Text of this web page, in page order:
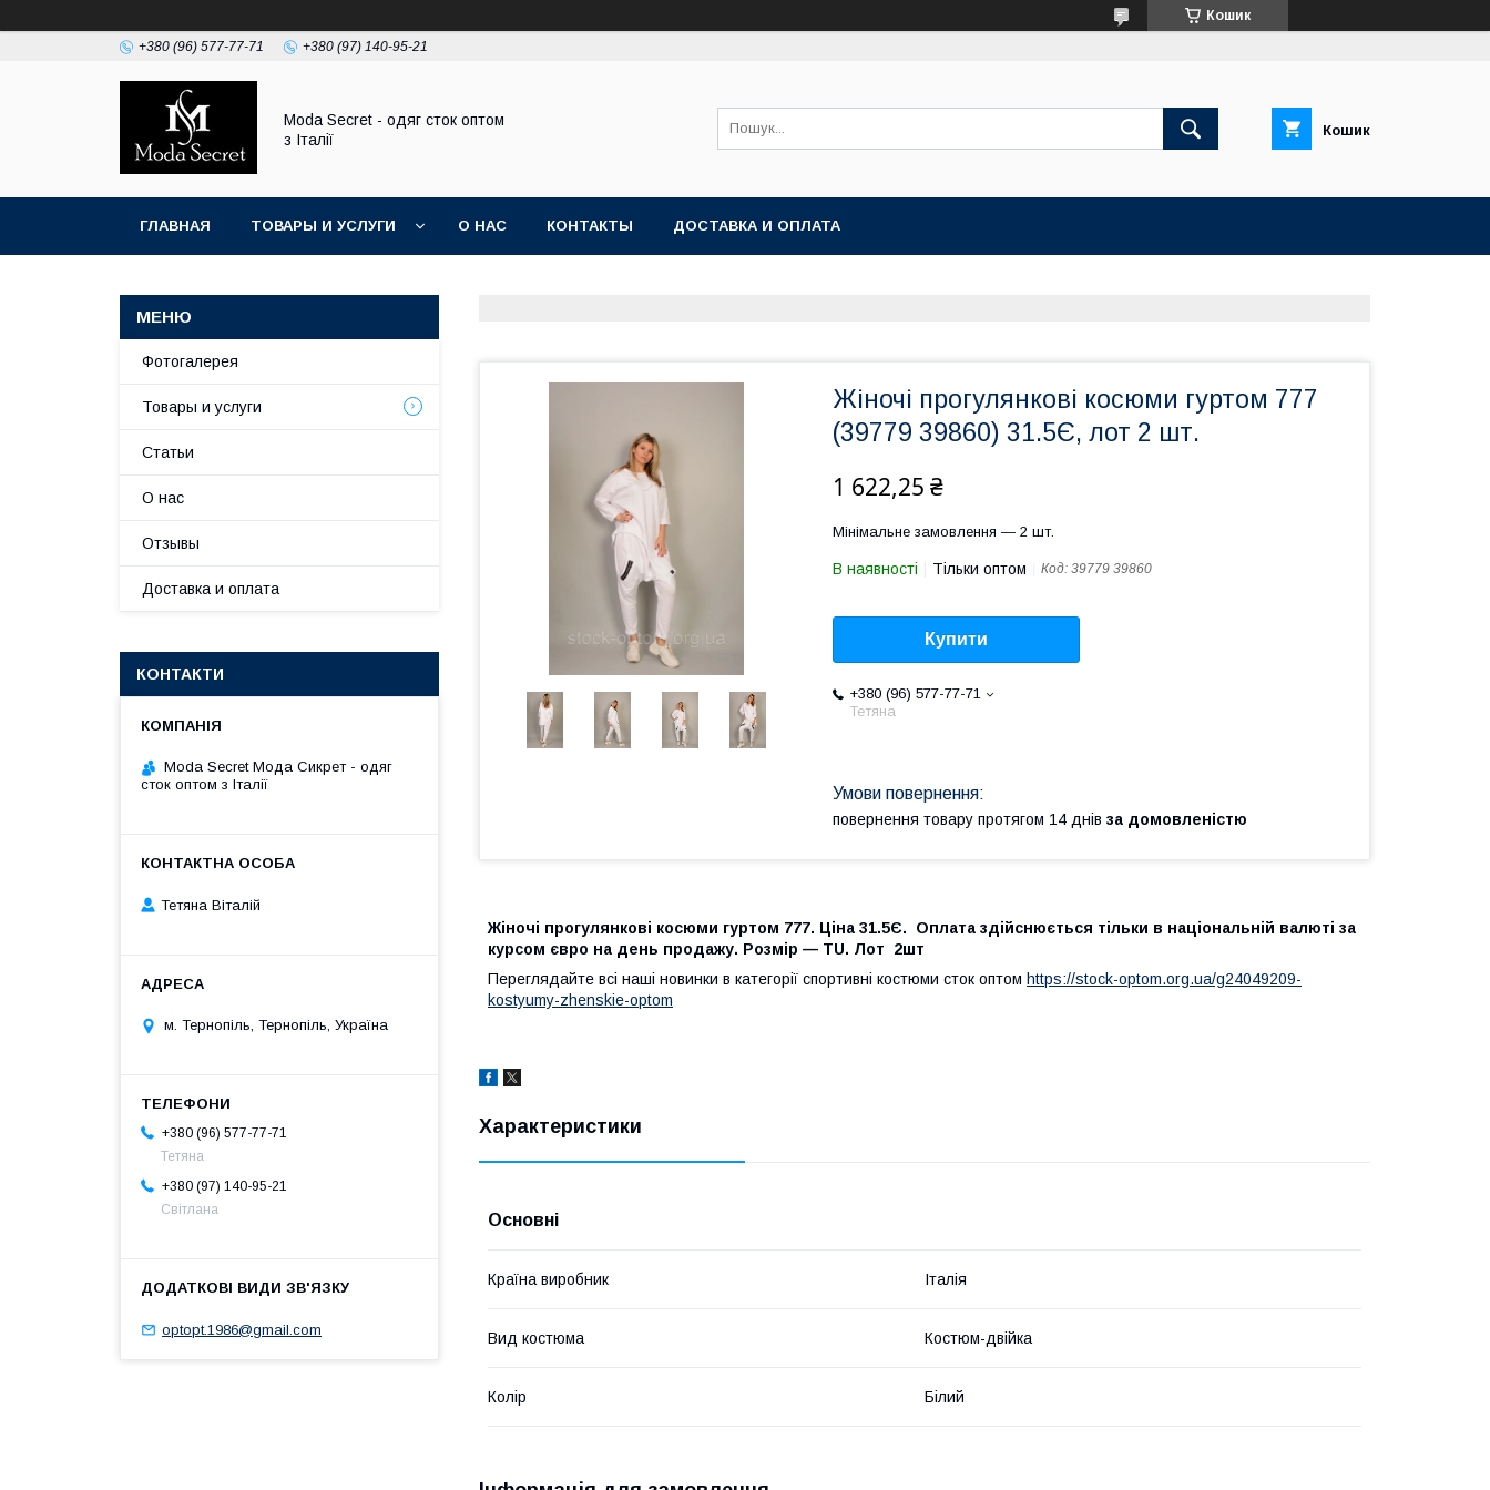
Кошик
+380 (96) 577-77-71 +380 (97) 140-95-21
Moda Secret - одяг сток оптом
з Італії
Кошик
ГЛАВНАЯ ТОВАРЫ И УСЛУГИ О НАС КОНТАКТЫ ДОСТАВКА И ОПЛАТА
Жіночі прогулянкові косюми гуртом 777
(39779 39860) 31.5Є, лот 2 шт.
1 622,25 ₴
Мінімальне замовлення — 2 шт.
В наявності Тільки оптом Код: 39779 39860
Купити
+380 (96) 577-77-71
Тетяна
повернення товару протягом 14 днів за домовленістю
Жіночі прогулянкові косюми гуртом 777. Ціна 31.5Є. Оплата здійснюється тільки в національній валюті за
курсом євро на день продажу. Розмір — TU. Лот 2шт
Переглядайте всі наші новинки в категорії спортивні костюми сток оптом https://stock-optom.org.ua/g24049209-
kostyumy-zhenskie-optom
Характеристики
Основні
Країна виробник Італія
Вид костюма Костюм-двійка
Колір Білий
Фотогалерея
Товары и услуги
Статьи
О нас
Отзывы
Доставка и оплата
КОНТАКТИ
Moda Secret Мода Сикрет - одяг
сток оптом з Італії
Тетяна Віталій
м. Тернопіль, Тернопіль, Україна
+380 (96) 577-77-71
Тетяна
+380 (97) 140-95-21
Світлана
optopt.1986@gmail.com